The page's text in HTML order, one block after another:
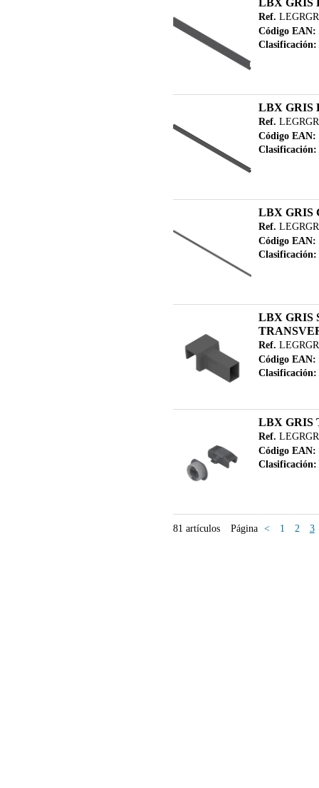
LBX GRIS
Ref.
Código EAN:
Clasificación:
LBX GRIS
Ref.
Código EAN:
Clasificación:
LBX GRIS
Ref.
Código EAN:
Clasificación:
LBX GRIS
Ref.
Código EAN:
Clasificación:
LBX GRIS
Ref.
Código EAN:
Clasificación:
Página < 1 2 3
81 artículos